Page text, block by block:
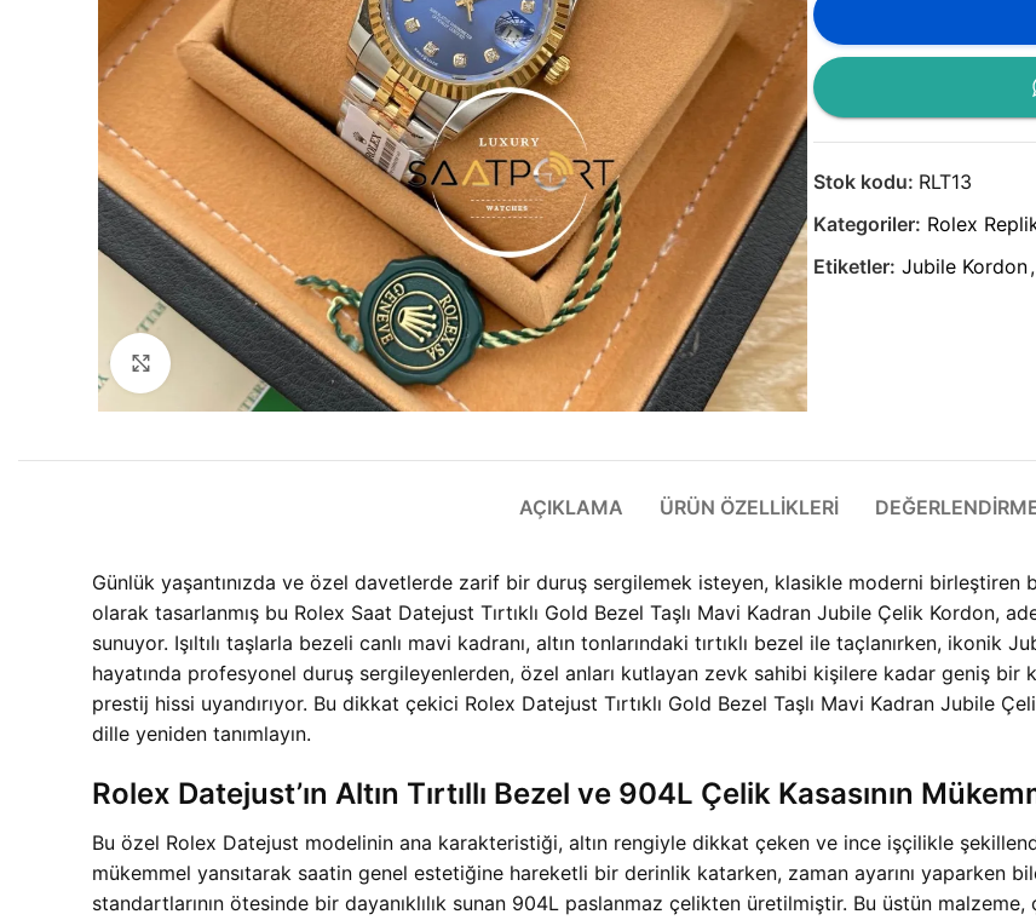
Büyütmek için tıklayın
Stok kodu: RLT13
Kategoriler: Rolex
Etiketler: Jubile Kordon,
AÇIKLAMA ÜRÜN ÖZELLIKLERI
Günlük yaşantınızda ve özel davetlerde zarif bir duruş sergilemek isteyen, klasikle moderni birleştiren
olarak tasarlanmış bu Rolex Saat Datejust Tırtıklı Gold Bezel Taşlı Mavi Kadran Jubile Çelik Kordon,
sunuyor. Işıltılı taşlarla bezeli canlı mavi kadranı, altın tonlarındaki tırtıklı bezel ile taçlanırken,
hayatında profesyonel duruş sergileyenlerden, özel anları kutlayan zevk sahibi kişilere kadar geniş
prestij hissi uyandırıyor. Bu dikkat çekici Rolex Datejust Tırtıklı Gold Bezel Taşlı Mavi Kadran Jubile
dille yeniden tanımlayın.
Rolex Datejust’ın Altın Tırtıllı Bezel ve 904L Çelik Kasasının
Bu özel Rolex Datejust modelinin ana karakteristiği, altın rengiyle dikkat çeken ve ince işçilikle
mükemmel yansıtarak saatin genel estetiğine hareketli bir derinlik katarken, zaman ayarını yaparken
standartlarının ötesinde bir dayanıklılık sunan 904L paslanmaz çelikten üretilmiştir. Bu üstün